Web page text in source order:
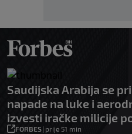
Saudijska Arabija se
napade na luke i
izvesti iračke milicije
FORBES| prije 51 min